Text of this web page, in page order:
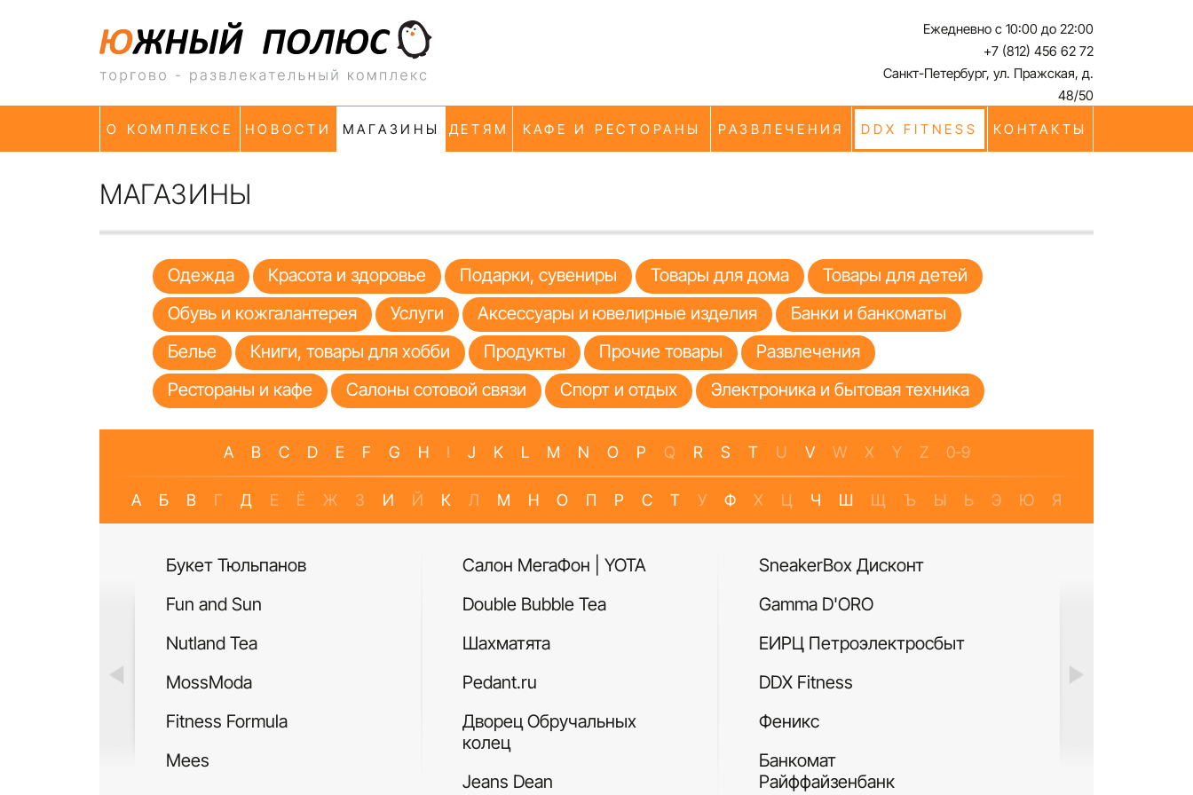
Ежедневно с 10:00 до 22:00
+7 (812) 456 62 72
Санкт-Петербург, ул. Пражская, д.
48/50
О КОМПЛЕКСЕ
НОВОСТИ МАГАЗИНЫ ДЕТЯМ КАФЕ И РЕСТОРАНЫ РАЗВЛЕЧЕНИЯ DDX FITNESS КОНТАКТЫ
МАГАЗИНЫ
Одежда Красота и здоровье Подарки, сувениры Товары для дома
Товары для детей
Обувь и кожгалантерея
Услуги Аксессуары и ювелирные изделия
Банки и банкоматы
Белье
Книги, товары для хобби Продукты Прочие товары
Развлечения
Рестораны и кафе
Салоны сотовой связи Спорт и отдых Электроника и бытовая техника
A B C D E F G H I J K L M N O P Q R S T U V W X Y Z 0-9
А Б В Г Д Е Ё Ж З И Й К Л М Н О П Р С Т У Ф Х Ц Ч Ш Щ Ъ Ы Ь Э Ю Я
Букет Тюльпанов
Fun and Sun
Nutland Tea
MossModa
Fitness Formula
Mees
Салон МегаФон | YOTA
Double Bubble Tea
Шахматята
Pedant.ru
Дворец Обручальных
колец
Jeans Dean
SneakerBox Дисконт
Gamma D'ORO
ЕИРЦ Петроэлектросбыт
DDX Fitness
Феникс
Банкомат
Райффайзенбанк
Си Виф